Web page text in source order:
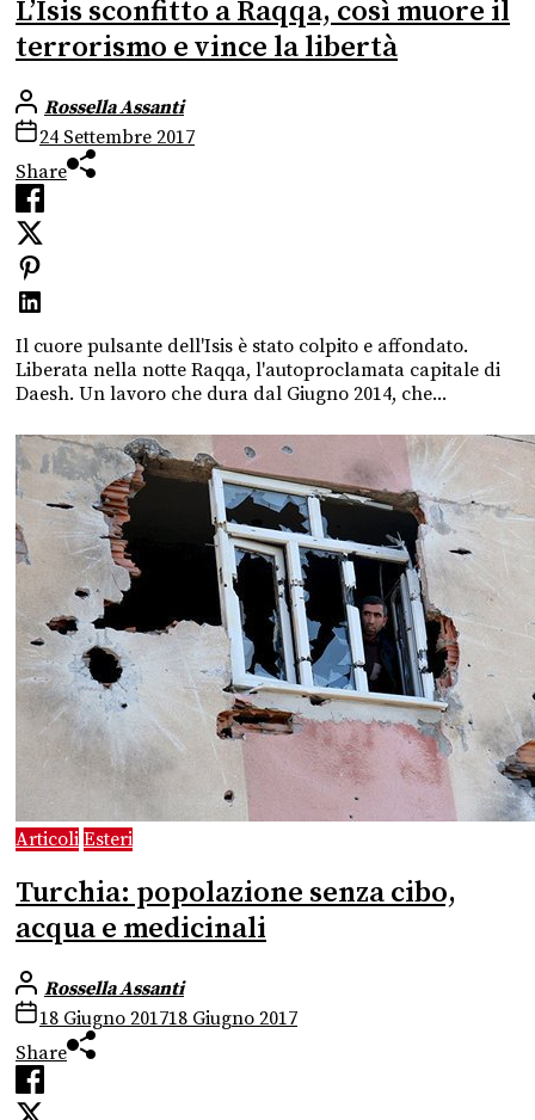
L’Isis sconfitto a Raqqa, così muore il
terrorismo e vince la libertà
Rossella Assanti
24 Settembre 2017
Share
Il cuore pulsante dell'Isis è stato colpito e affondato.
Liberata nella notte Raqqa, l'autoproclamata capitale di
Daesh. Un lavoro che dura dal Giugno 2014, che...
Articoli Esteri
Turchia: popolazione senza cibo,
acqua e medicinali
Rossella Assanti
18 Giugno 201718 Giugno 2017
Share